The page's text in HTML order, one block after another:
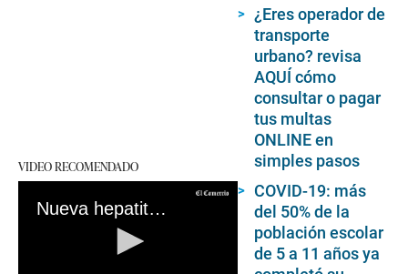
VIDEO RECOMENDADO
Nueva hepatitis infantil: Síntomas de la enfermedad aún no detectada en Perú
¿Eres operador de
transporte
urbano? revisa
AQUÍ cómo
consultar o pagar
tus multas
ONLINE en
simples pasos
COVID-19: más
del 50% de la
población escolar
de 5 a 11 años ya